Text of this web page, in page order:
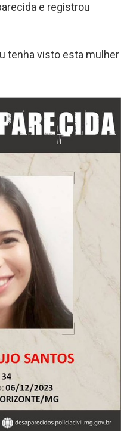
e registrou
tenha visto esta mulher